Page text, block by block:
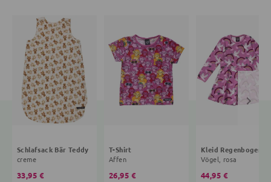
Schlafsack Bär Teddy
creme
33,95 €
T-Shirt
Affen
26,95 €
Vögel, rosa
44,95 €